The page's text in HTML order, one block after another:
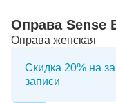
Оправа Sense
Оправа женская
Скидка 20% на
записи